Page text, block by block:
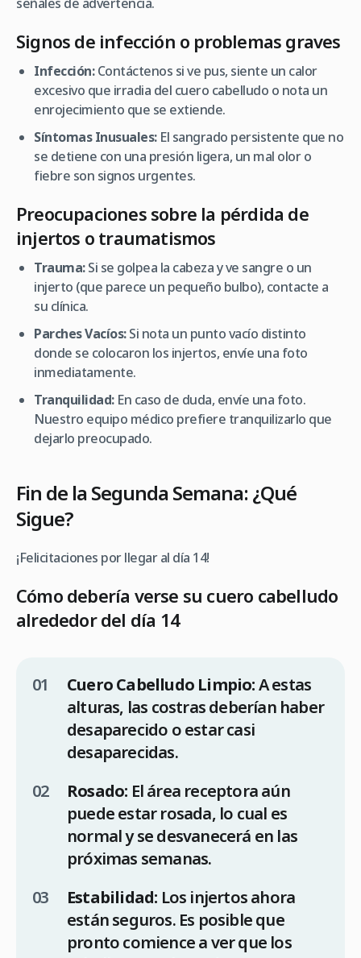
Signos de infección o problemas graves
Infección:Contáctenos si ve pus, siente un calor
excesivo que irradia del cuero cabelludo o nota un
enrojecimiento que se extiende.
Síntomas Inusuales:El sangrado persistente que no
se detiene con una presión ligera, un mal olor o
fiebre son signos urgentes.
Preocupaciones sobre la pérdida de
injertos o traumatismos
Trauma:Si se golpea la cabeza y ve sangre o un
injerto (que parece un pequeño bulbo), contacte a
su clínica.
Parches Vacíos:Si nota un punto vacío distinto
donde se colocaron los injertos, envíe una foto
inmediatamente.
Tranquilidad:En caso de duda, envíe una foto.
Nuestro equipo médico prefiere tranquilizarlo que
dejarlo preocupado.
Fin de la Segunda Semana: ¿Qué
Sigue?
¡Felicitaciones por llegar al día 14!
Cómo debería verse su cuero cabelludo
alrededor del día 14
Cuero Cabelludo Limpio:A estas
alturas, las costras deberían haber
desaparecido o estar casi
desaparecidas.
Rosado: El área receptora aún
puede estar rosada, lo cual es
normal y se desvanecerá en las
próximas semanas.
Estabilidad: Los injertos ahora
están seguros. Es posible que
pronto comience a ver que los